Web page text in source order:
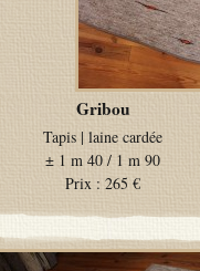
Gribou
Tapis | laine cardée
± 1 m 40 / 1 m 90
Prix : 265 €